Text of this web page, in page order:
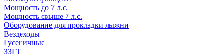
Мощность до 7 л.с.
Мощность свыше 7 л.с.
Оборудование для прокладки лыжни
Вездеходы
Гусеничные
ЗЗГТ